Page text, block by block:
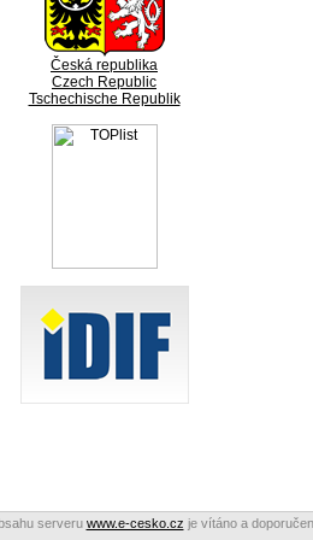
Česká republika
Czech Republic
Tschechische Republik
serveru www.e-cesko.cz je vítáno a